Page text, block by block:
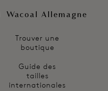
Wacoal Allemagne
Trouver une
boutique
Guide des
tailles
internationales